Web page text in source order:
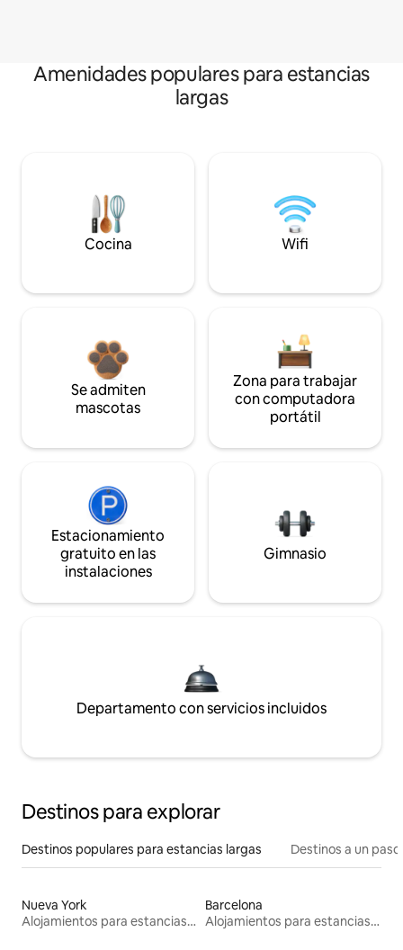
Amenidades populares para estancias
largas
Cocina Wifi
Se admiten
mascotas
Zona para trabajar
con computadora
portátil
Estacionamiento
gratuito en las
instalaciones
Gimnasio
Departamento con servicios incluidos
Destinos para explorar
Destinos populares para estancias largas Destinos a un
Nueva York
Alojamientos para estancias largas
Barcelona
Alojamientos para estancias largas